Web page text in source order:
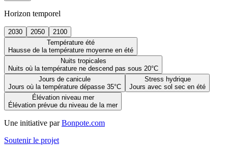
Horizon temporel
2030 2050
2100
Température été
Hausse de la température moyenne en été
Nuits tropicales
Nuits où la température ne descend pas sous 20°C
Jours de canicule
Jours où la température dépasse 35°C
Stress hydrique
Jours avec sol sec en été
Élévation niveau mer
Élévation prévue du niveau de la mer
Une initiative par Bonpote.com
Soutenir le projet